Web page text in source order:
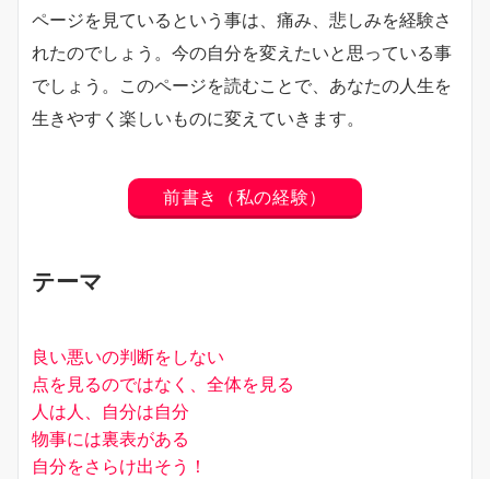
ページを見ているという事は、痛み、悲しみを経験さ
れたのでしょう。今の自分を変えたいと思っている事
でしょう。このページを読むことで、あなたの人生を
生きやすく楽しいものに変えていきます。
前書き（私の経験）
テーマ
良い悪いの判断をしない
点を見るのではなく、全体を見る
人は人、自分は自分
物事には裏表がある
自分をさらけ出そう！